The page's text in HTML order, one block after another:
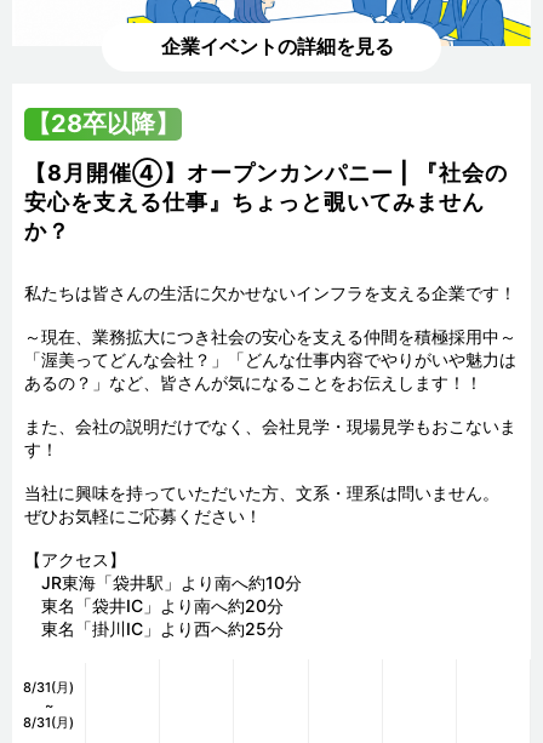
企業イベントの詳細を見る
【28卒以降】
【8月開催④】オープンカンパニー | 『社会の
安心を支える仕事』ちょっと覗いてみません
か？
私たちは皆さんの生活に欠かせないインフラを支える企業です！
～現在、業務拡大につき社会の安心を支える仲間を積極採用中～
「渥美ってどんな会社？」「どんな仕事内容でやりがいや魅力は
あるの？」など、皆さんが気になることをお伝えします！！
また、会社の説明だけでなく、会社見学・現場見学もおこないま
す！
当社に興味を持っていただいた方、文系・理系は問いません。
ぜひお気軽にご応募ください！
【アクセス】
JR東海「袋井駅」より南へ約10分
東名「袋井IC」より南へ約20分
東名「掛川IC」より西へ約25分
8/31(月)
~
8/31(月)